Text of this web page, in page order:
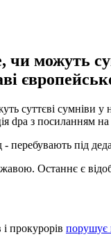
можуть
сумніви у
dpa з посиланням
під
Останнє є
прокурорів